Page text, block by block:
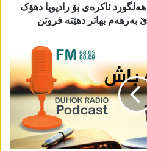
ئاکرەی بۆ رادیویا دھۆک
بەرھەم بھاتر دھێتە فروتن